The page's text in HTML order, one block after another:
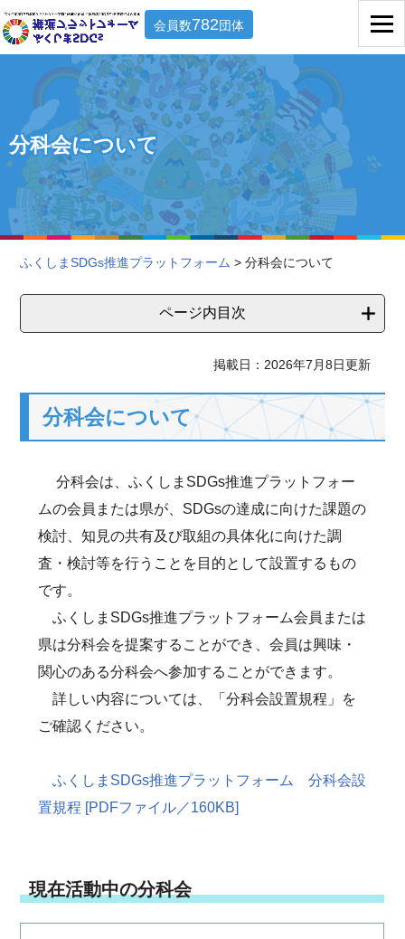
会員数782団体
分科会について
ふくしまSDGs推進プラットフォーム > 分科会について
ページ内目次
掲載日：2026年7月8日更新
分科会について
分科会は、ふくしまSDGs推進プラットフォー
ムの会員または県が、SDGsの達成に向けた課題の
検討、知見の共有及び取組の具体化に向けた調
査・検討等を行うことを目的として設置するもの
です。
ふくしまSDGs推進プラットフォーム会員または
県は分科会を提案することができ、会員は興味・
関心のある分科会へ参加することができます。
詳しい内容については、「分科会設置規程」を
ご確認ください。
ふくしまSDGs推進プラットフォーム 分科会設
置規程 [PDFファイル／160KB]
現在活動中の分科会